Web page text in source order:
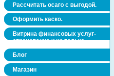
Рассчитать осаго с выгодой.
Оформить каско.
Витрина финансовых услуг-
страхование и не только.
Блог
Магазин